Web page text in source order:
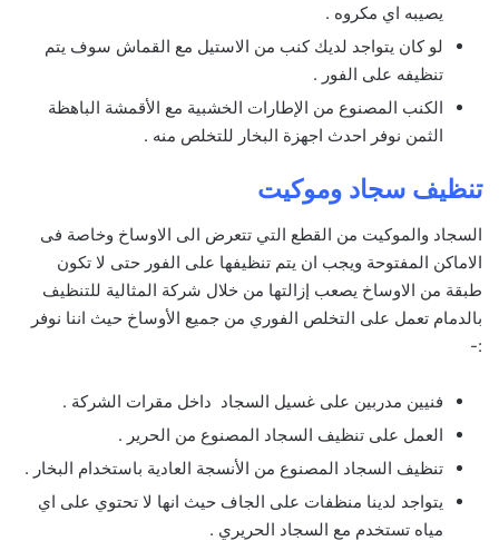
يصيبه اي مكروه .
لو كان يتواجد لديك كنب من الاستيل مع القماش سوف يتم
تنظيفه على الفور .
الكنب المصنوع من الإطارات الخشبية مع الأقمشة الباهظة
الثمن نوفر احدث اجهزة البخار للتخلص منه .
تنظيف سجاد وموكيت
السجاد والموكيت من القطع التي تتعرض الى الاوساخ وخاصة فى
الاماكن المفتوحة ويجب ان يتم تنظيفها على الفور حتى لا تكون
طبقة من الاوساخ يصعب إزالتها من خلال شركة المثالية للتنظيف
بالدمام تعمل على التخلص الفوري من جميع الأوساخ حيث اننا نوفر
:-
فنيين مدربين على غسيل السجاد داخل مقرات الشركة .
العمل على تنظيف السجاد المصنوع من الحرير .
تنظيف السجاد المصنوع من الأنسجة العادية باستخدام البخار .
يتواجد لدينا منظفات على الجاف حيث انها لا تحتوي على اي
مياه تستخدم مع السجاد الحريري .